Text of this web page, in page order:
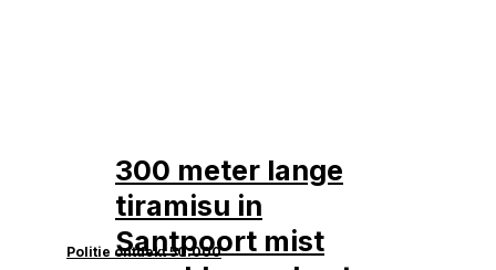
Politie ontdekt 50.000
300 meter lange
tiramisu in
Santpoort mist